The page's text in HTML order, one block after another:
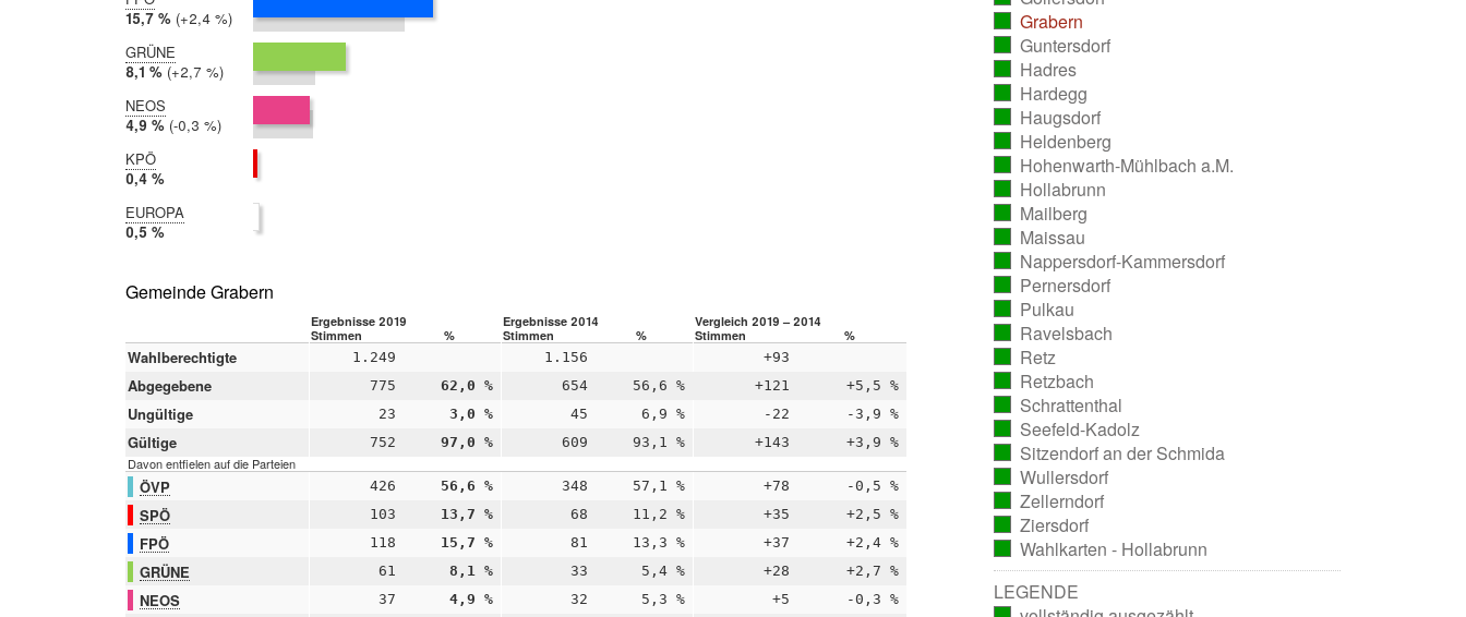
2019:
15,7 %
2014:
13,3 %
Differenz:
+2,4 %
GRÜNE
2019:
8,1 %
2014:
5,4 %
Differenz:
+2,7 %
NEOS
2019:
4,9 %
2014:
5,3 %
Differenz:
-0,3 %
KPÖ
2019:
0,4 %
nicht
teilgenommen
EUROPA
2019:
0,5 %
teilgenommen
Gemeinde Grabern
Ergebnisse 2019 Ergebnisse 2014
Vergleich 2019 – 2014
Stimmen
% Stimmen % Stimmen %
Wahlberechtigte 1.249 1.156 +93
Abgegebene 775 62,0 % 654 56,6 % +121 +5,5 %
Ungültige 23 3,0 % 45 6,9 % -22 -3,9 %
Gültige 752 97,0 % 609 93,1 % +143 +3,9 %
Davon entfielen auf die Parteien
ÖVP 426 56,6 % 348 57,1 % +78 -0,5 %
SPÖ 103 13,7 % 68 11,2 % +35 +2,5 %
FPÖ 118 15,7 % 81 13,3 % +37 +2,4 %
GRÜNE 61 8,1 % 33 5,4 % +28 +2,7 %
NEOS 37 4,9 % 32 5,3 % +5 -0,3 %
ausgezählt)
Grabern
ausgezählt)
Guntersdorf
ausgezählt)
Hadres
ausgezählt)
Hardegg
ausgezählt)
Haugsdorf
ausgezählt)
Heldenberg
ausgezählt)
Hohenwarth-Mühlbach a.M.(vollständig
ausgezählt)
Hollabrunn
ausgezählt)
Mailberg
ausgezählt)
Maissau
ausgezählt)
Nappersdorf-Kammersdorf(vollständig
ausgezählt)
Pernersdorf
ausgezählt)
Pulkau
ausgezählt)
Ravelsbach
ausgezählt)
Retz
ausgezählt)
Retzbach
ausgezählt)
Schrattenthal
ausgezählt)
Seefeld-Kadolz
ausgezählt)
Sitzendorf an der Schmida(vollständig
ausgezählt)
Wullersdorf
ausgezählt)
Zellerndorf
ausgezählt)
Ziersdorf
ausgezählt)
Wahlkarten - Hollabrunn(vollständig
ausgezählt)
LEGENDE